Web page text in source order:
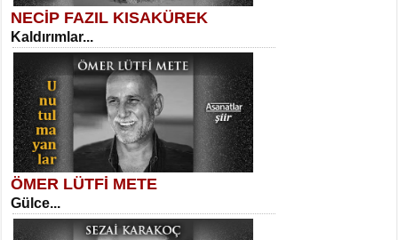
SELAHATTİN YILDIZ
İnsanın Zindanı...
MEHMET TAŞTAN
Vagon’da Bir Şairle...
Sibel Orhan
İki Kırık Boşluk...
Meral Yağmur
NECİP FAZIL KISAKÜREK
Kaldırımlar...
ÖMER LÜTFİ METE
Gülce...